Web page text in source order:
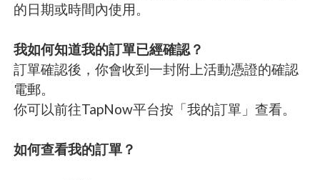
的日期或時間內使用。
我如何知道我的訂單已經確認？
訂單確認後，你會收到一封附上活動憑證的確認
電郵。
你可以前往TapNow平台按「我的訂單」查看。
如何查看我的訂單？